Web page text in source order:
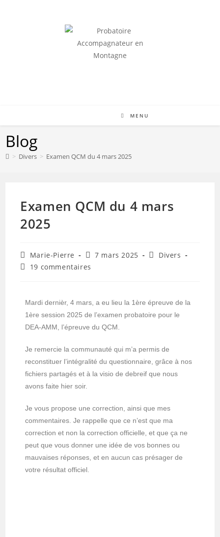
MENU
Blog
> Divers > Examen QCM du 4 mars 2025
Examen QCM du 4 mars
2025
Marie-Pierre 7 mars 2025
Divers
19 commentaires
Mardi dernièr, 4 mars, a eu lieu la 1ère épreuve de la
1ère session 2025 de l’examen probatoire pour le
DEA-AMM, l’épreuve du QCM.
Je remercie la communauté qui m’a permis de
reconstituer l’intégralité du questionnaire, grâce à nos
fichiers partagés et à la visio de debreif que nous
avons faite hier soir.
Je vous propose une correction, ainsi que mes
commentaires. Je rappelle que ce n’est que ma
correction et non la correction officielle, et que ça ne
peut que vous donner une idée de vos bonnes ou
mauvaises réponses, et en aucun cas présager de
votre résultat officiel.